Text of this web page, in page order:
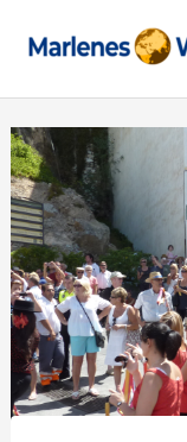
Inhalt
navigation